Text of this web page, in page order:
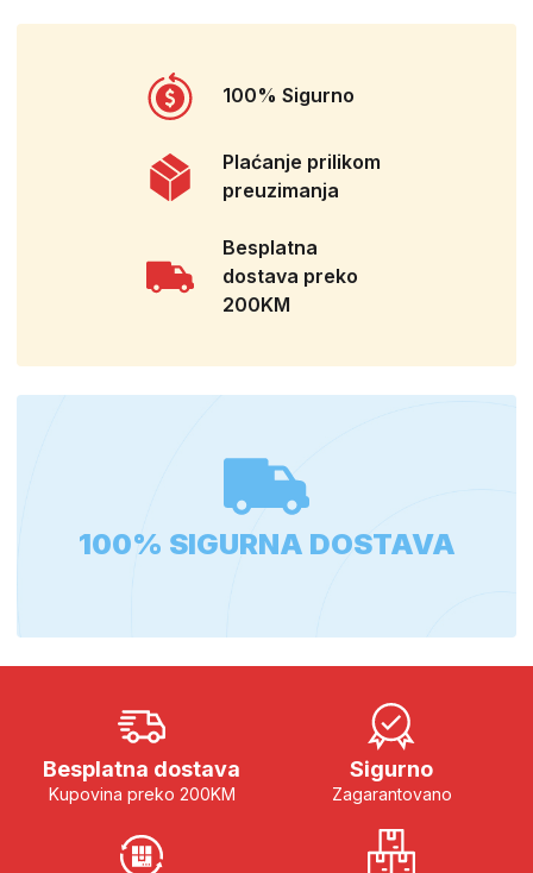
100% Sigurno
Plaćanje prilikom
preuzimanja
Besplatna
dostava preko
200KM
100% SIGURNA DOSTAVA
Besplatna dostava
Kupovina preko 200KM
Sigurno
Zagarantovano